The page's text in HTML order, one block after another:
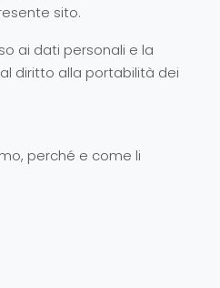
sito.
ai dati personali e la
diritto alla portabilità dei
perché e come li